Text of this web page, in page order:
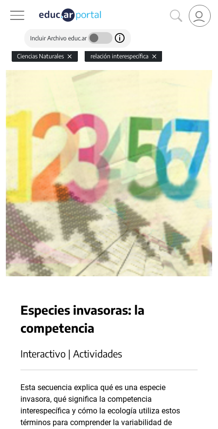
Incluir Archivo educ.ar
Ciencias Naturales relación interespecífica
Especies invasoras: la
competencia
Interactivo | Actividades
Esta secuencia explica qué es una especie
invasora, qué significa la competencia
interespecífica y cómo la ecología utiliza estos
términos para comprender la variabilidad de